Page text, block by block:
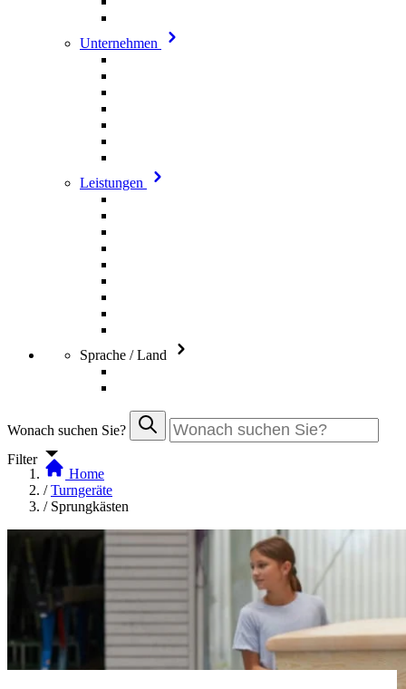
Unternehmen
Leistungen
Sprache / Land
Wonach suchen Sie?
Filter
Home
/ Turngeräte
/ Sprungkästen